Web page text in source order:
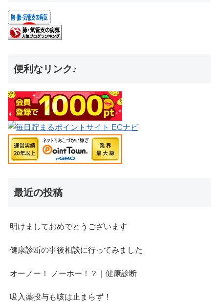
便利なリンク♪
最近の投稿
明けましておめでとうございます
健康診断の事後相談に行ってみました
オーノー！ ノーホー！？｜健康診断
吸入薬投与も咳は止まらず！